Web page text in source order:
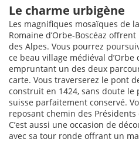
Le charme urbigène
Les magnifiques mosaïques de
Romaine d’Orbe-Boscéaz
des Alpes. Vous pourrez
ce beau village médiéval d’Orbe
empruntant un des deux
carte. Vous traverserez le pont
construit en 1424, sans doute
suisse parfaitement conservé.
reposant chemin des
C’est aussi une occasion de
avec sa tour ronde offrant un